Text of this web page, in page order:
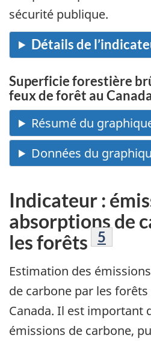
sécurité publique.
Superficie forestière
feux de forêt au
Indicateur :
absorptions de
les forêts
Note de
5
Estimation des
de carbone par les
Canada. Il est important
émissions de carbone,